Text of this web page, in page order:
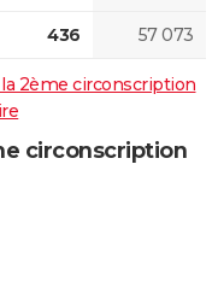
436 57 073
2ème circonscription
circonscription